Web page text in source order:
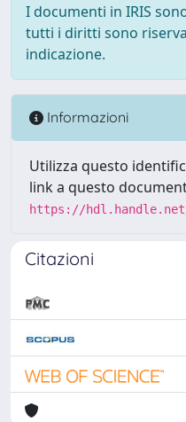
I documenti in IRIS
tutti i diritti sono
indicazione.
Informazioni
Utilizza questo
link a questo
https://hdl.handle.net/
Citazioni